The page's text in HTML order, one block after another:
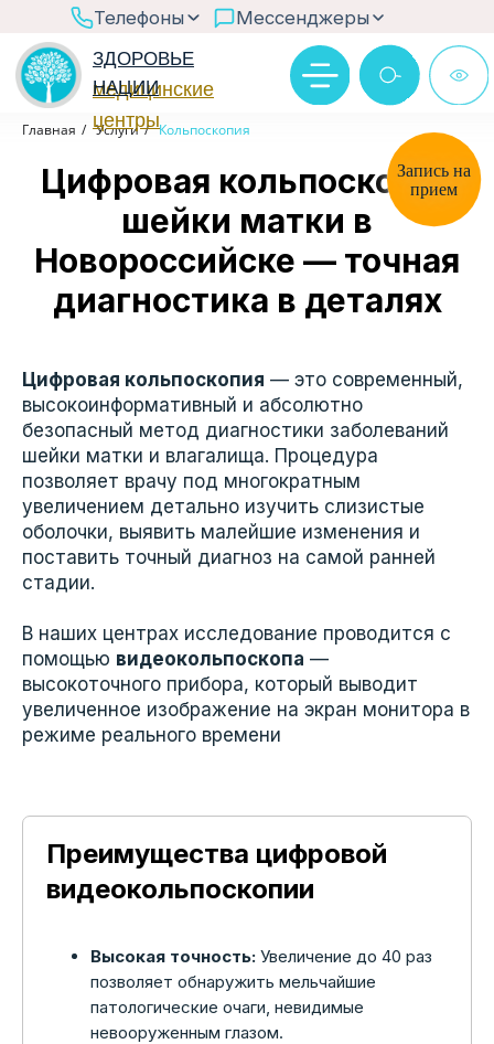
медицинские
центры
НАЦИИ
Телефоны Мессенджеры
@zn_chat
Главная / Услуги / Кольпоскопия
Цифровая кольпоскопия
шейки матки в
Новороссийске — точная
диагностика в деталях
Цифровая кольпоскопия — это современный,
высокоинформативный и абсолютно
безопасный метод диагностики заболеваний
шейки матки и влагалища. Процедура
позволяет врачу под многократным
увеличением детально изучить слизистые
оболочки, выявить малейшие изменения и
поставить точный диагноз на самой ранней
стадии.
В наших центрах исследование проводится с
помощью видеокольпоскопа —
высокоточного прибора, который выводит
увеличенное изображение на экран монитора в
режиме реального времени
Преимущества цифровой
видеокольпоскопии
Высокая точность: Увеличение до 40 раз
позволяет обнаружить мельчайшие
патологические очаги, невидимые
невооруженным глазом.
Запись на
прием